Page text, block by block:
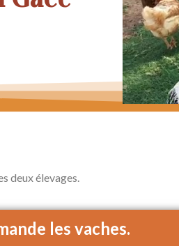
deux élevages.
les vaches.